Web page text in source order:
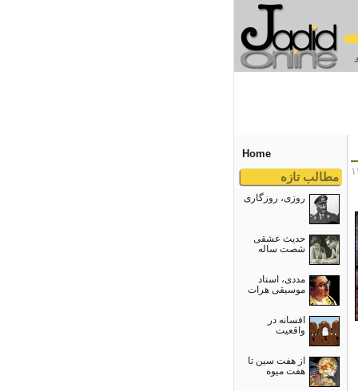
Home
مطالب تازه
روزی، روزگاری
حدیث عشقی
شصت ساله
مددی، استاد
موسیقی هرات
افسانه در
واقعیت
از هفت سین تا
هفت میوه